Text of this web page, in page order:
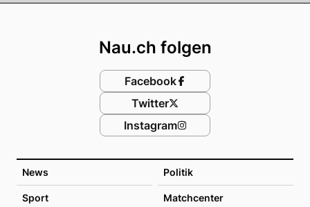
News Politik
Sport Matchcenter
Nau.ch folgen
Facebook
Twitter
Instagram